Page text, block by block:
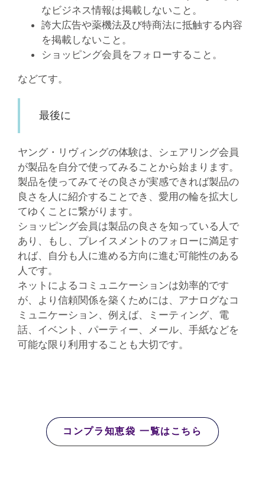
なビジネス情報は掲載しないこと。
誇大広告や薬機法及び特商法に抵触する内容
を掲載しないこと。
ショッピング会員をフォローすること。
などてす。
最後に
ヤング・リヴィングの体験は、シェアリング会員
が製品を自分で使ってみることから始まります。
製品を使ってみてその良さが実感できれば製品の
良さを人に紹介することでき、愛用の輪を拡大し
てゆくことに繋がります。
ショッピング会員は製品の良さを知っている人で
あり、もし、プレイスメントのフォローに満足す
れば、自分も人に進める方向に進む可能性のある
人です。
ネットによるコミュニケーションは効率的です
が、より信頼関係を築くためには、アナログなコ
ミュニケーション、例えば、ミーティング、電
話、イベント、パーティー、メール、手紙などを
可能な限り利用することも大切です。
コンプラ知恵袋 一覧はこちら